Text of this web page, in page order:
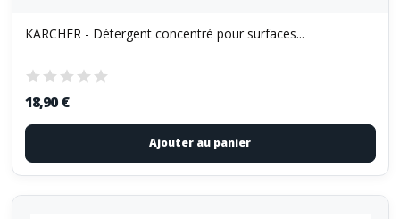
KARCHER - Détergent concentré pour surfaces...
18,90 €
Ajouter au panier